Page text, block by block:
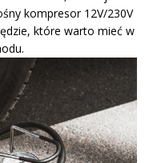
kompresor 12V/230V
które warto mieć w